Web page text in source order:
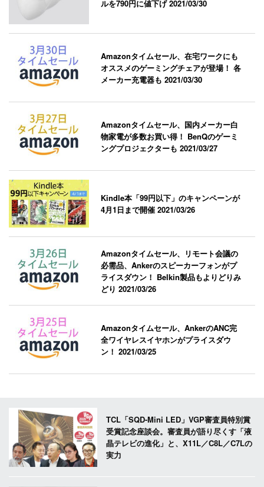
ルを790円に値下げ2021/03/30
Amazonタイムセール、在宅ワークにも
オススメのゲーミングチェアが登場！ 各
メーカー充電器も2021/03/30
Amazonタイムセール、国内メーカー白
物家電が多数お買い得！ BenQのゲーミ
ングプロジェクターも2021/03/27
Kindle本「99円以下」のキャンペーンが
4月1日まで開催2021/03/26
Amazonタイムセール、リモート会議の
必需品、Ankerのスピーカーフォンがプ
ライスダウン！ Belkin製品もよりどりみ
どり2021/03/26
Amazonタイムセール、AnkerのANC完
全ワイヤレスイヤホンがプライスダウ
ン！2021/03/25
TCL「SQD-Mini LED」VGP審査員特別賞
受賞記念座談会。審査員が語り尽くす「液
晶テレビの進化」と、X11L／C8L／C7Lの
実力